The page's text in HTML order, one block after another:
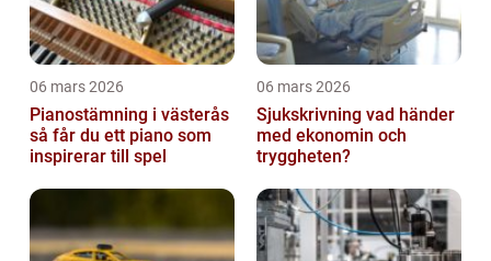
06 mars 2026
Pianostämning i västerås
så får du ett piano som
inspirerar till spel
06 mars 2026
Sjukskrivning vad händer
med ekonomin och
tryggheten?